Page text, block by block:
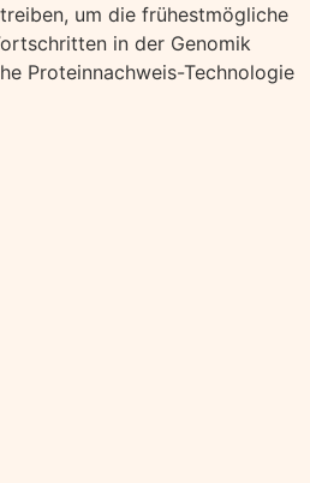
um die frühestmögliche
in der Genomik
Proteinnachweis-Technologie